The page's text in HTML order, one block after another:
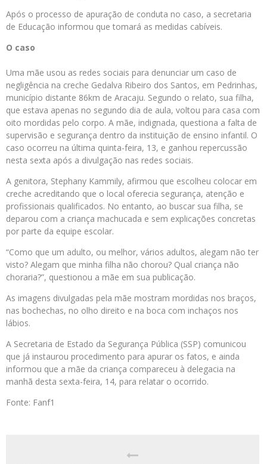
Após o processo de apuração de conduta no caso, a secretaria
de Educação informou que tomará as medidas cabíveis.
O caso
Uma mãe usou as redes sociais para denunciar um caso de
negligência na creche Gedalva Ribeiro dos Santos, em Pedrinhas,
município distante 86km de Aracaju. Segundo o relato, sua filha,
que estava apenas no segundo dia de aula, voltou para casa com
oito mordidas pelo corpo. A mãe, indignada, questiona a falta de
supervisão e segurança dentro da instituição de ensino infantil. O
caso ocorreu na última quinta-feira, 13, e ganhou repercussão
nesta sexta após a divulgação nas redes sociais.
A genitora, Stephany Kammily, afirmou que escolheu colocar em
creche acreditando que o local oferecia segurança, atenção e
profissionais qualificados. No entanto, ao buscar sua filha, se
deparou com a criança machucada e sem explicações concretas
por parte da equipe escolar.
“Como que um adulto, ou melhor, vários adultos, alegam não ter
visto? Alegam que minha filha não chorou? Qual criança não
choraria?”, questionou a mãe em sua publicação.
As imagens divulgadas pela mãe mostram mordidas nos braços,
nas bochechas, no olho direito e na boca com inchaços nos
lábios.
A Secretaria de Estado da Segurança Pública (SSP) comunicou
que já instaurou procedimento para apurar os fatos, e ainda
informou que a mãe da criança compareceu à delegacia na
manhã desta sexta-feira, 14, para relatar o ocorrido.
Fonte: Fanf1